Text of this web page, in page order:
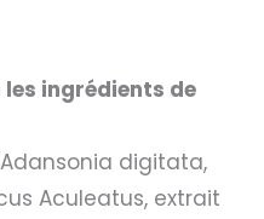
ingrédients de
digitata,
Aculeatus, extrait